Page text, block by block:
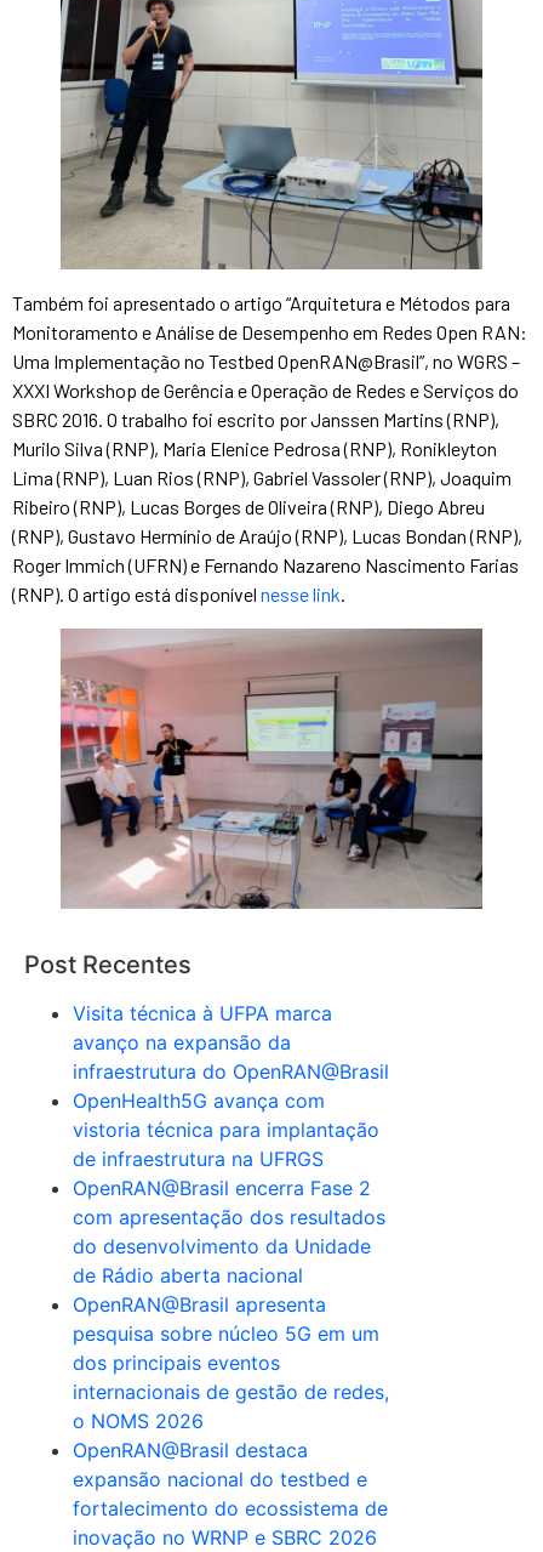
Também foi apresentado o artigo “Arquitetura e Métodos para
Monitoramento e Análise de Desempenho em Redes Open RAN:
Uma Implementação no Testbed OpenRAN@Brasil”, no WGRS –
XXXI Workshop de Gerência e Operação de Redes e Serviços do
SBRC 2016. O trabalho foi escrito por Janssen Martins (RNP),
Murilo Silva (RNP), Maria Elenice Pedrosa (RNP), Ronikleyton
Lima (RNP), Luan Rios (RNP), Gabriel Vassoler (RNP), Joaquim
Ribeiro (RNP), Lucas Borges de Oliveira (RNP), Diego Abreu
(RNP), Gustavo Hermínio de Araújo (RNP), Lucas Bondan (RNP),
Roger Immich (UFRN) e Fernando Nazareno Nascimento Farias
(RNP). O artigo está disponível nesse link
Post Recentes
Visita técnica à UFPA marca
avanço na expansão da
infraestrutura do OpenRAN@Brasil
OpenHealth5G avança com
vistoria técnica para implantação
de infraestrutura na UFRGS
OpenRAN@Brasil encerra Fase 2
com apresentação dos resultados
do desenvolvimento da Unidade
de Rádio aberta nacional
OpenRAN@Brasil apresenta
pesquisa sobre núcleo 5G em um
dos principais eventos
internacionais de gestão de redes,
o NOMS 2026
OpenRAN@Brasil destaca
expansão nacional do testbed e
fortalecimento do ecossistema de
inovação no WRNP e SBRC 2026